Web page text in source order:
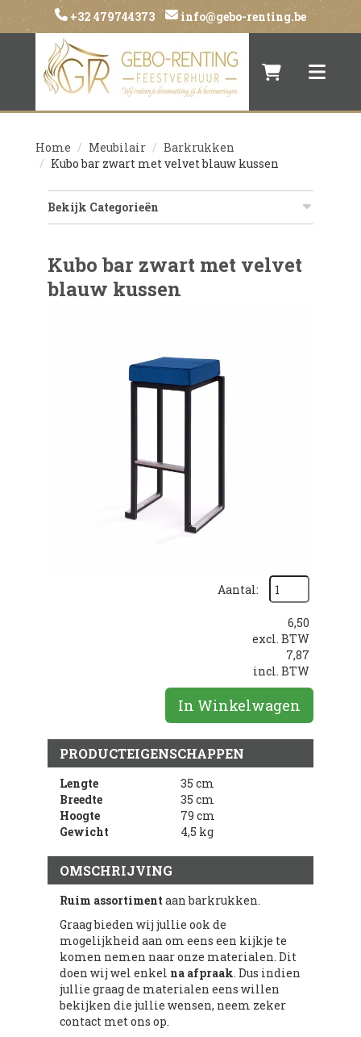
+32 479744373 info@gebo-renting.be
Naar Toggle
Home Meubilair
Barkrukken
Kubo bar zwart met velvet blauw kussen
Bekijk Categorieën
Kubo bar zwart met velvet
blauw kussen
Aantal:
6,50
excl. BTW
7,87
incl. BTW
In Winkelwagen
PRODUCTEIGENSCHAPPEN
Lengte
35 cm
Breedte
35 cm
Hoogte
79 cm
Gewicht
4,5 kg
OMSCHRIJVING
Ruim assortiment aan barkrukken.
Graag bieden wij jullie ook de
mogelijkheid aan om eens een kijkje te
komen nemen naar onze materialen. Dit
doen wij wel enkel na afpraak. Dus indien
jullie graag de materialen eens willen
bekijken die jullie wensen, neem zeker
contact met ons op.